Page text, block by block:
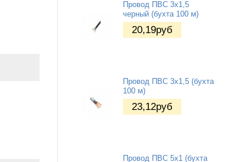
Провод ПВС 3x1,5
черный (бухта 100 м)
20,19руб
Провод ПВС 3x1,5 (бухта
100 м)
23,12руб
Провод ПВС 5x1 (бухта